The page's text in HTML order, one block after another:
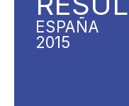
ESPAÑA
2015